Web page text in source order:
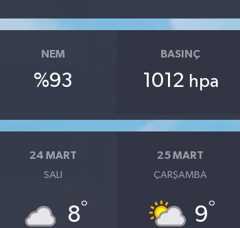
NEM
%93
BASINÇ
1012 hpa
24 MART
SALI
8°
25 MART
ÇARŞAMBA
9°